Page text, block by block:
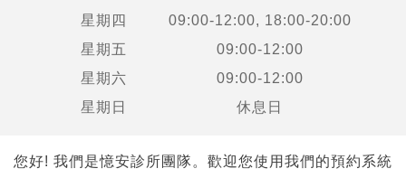
星期四
09:00-12:00, 18:00-20:00
星期五
09:00-12:00
星期六
09:00-12:00
星期日
休息日
您好! 我們是憶安診所團隊。歡迎您使用我們的預約系統